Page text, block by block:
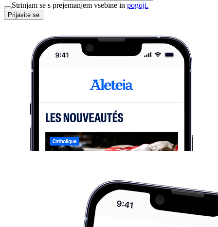
Strinjam se s prejemanjem vsebine in pogoji.
Prijavite se